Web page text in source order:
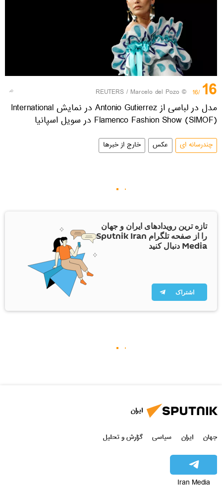
16
/16
©
REUTERS / Marcelo del Pozo
مدل در لباسی از Antonio Gutierrez در نمایش International
Flamenco Fashion Show (SIMOF) در سویل اسپانیا
چندرسانه ای عکس خارج از خبرها
تازه ترین رویدادهای ایران و جهان
را از صفحه تلگرام Sputnik Iran
Media دنبال کنید
اشتراک
ایران
جهان ایران سیاسی گزارش و تحلیل
Iran Media